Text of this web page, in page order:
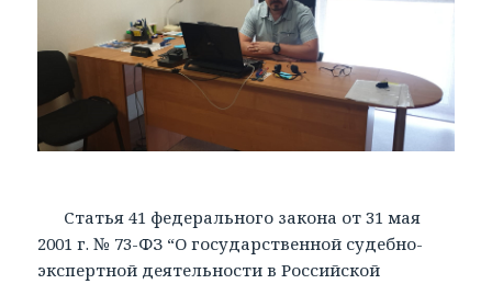
Статья 41 федерального закона от 31 мая
2001 г. № 73-ФЗ “О государственной судебно-
экспертной деятельности в Российской